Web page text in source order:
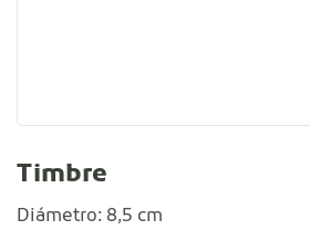
Timbre
Diámetro: 8,5 cm